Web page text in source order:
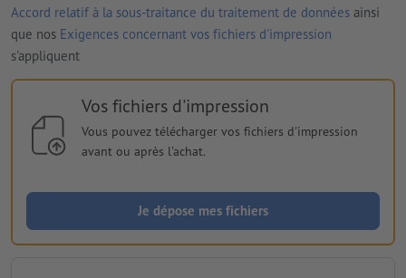
Accord relatif à la sous-traitance du traitement de données ainsi
que nos Exigences concernant vos fichiers d'impression
s'appliquent
Vos fichiers d'impression
Vous pouvez télécharger vos fichiers d'impression
avant ou après l'achat.
Je dépose mes fichiers